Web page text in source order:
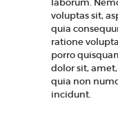
laborum.
voluptas sit,
quia
ratione
porro
dolor sit,
quia non
incidunt.